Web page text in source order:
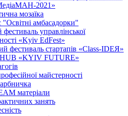
2021»
мозаїка
амбасадорки"
фестиваль управлінської
«Kyiv EdFest»
фестиваль стартапів «Class-IDEЯ»
«KYIV FUTURE»
майстерності
матеріали
занять